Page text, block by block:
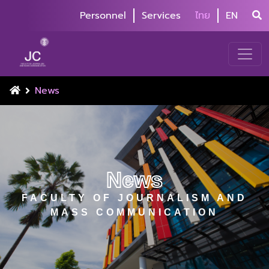
Personnel Services ไทย EN
News
News
FACULTY OF JOURNALISM AND
MASS COMMUNICATION